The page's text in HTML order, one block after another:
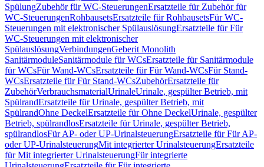
SpülungZubehör für WC-SteuerungenErsatzteile für Zubehör für
WC-SteuerungenRohbausetsErsatzteile für RohbausetsFür WC-
Steuerungen mit elektronischer SpülauslösungErsatzteile für Für
WC-Steuerungen mit elektronischer
SpülauslösungVerbindungenGeberit Monolith
SanitärmoduleSanitärmodule für WCsErsatzteile für Sanitärmodule
für WCsFür Wand-WCsErsatzteile für Für Wand-WCsFür Stand-
WCsErsatzteile für Für Stand-WCsZubehörErsatzteile für
ZubehörVerbrauchsmaterialUrinaleUrinale, gespülter Betrieb, mit
SpülrandErsatzteile für Urinale, gespülter Betrieb, mit
SpülrandOhne DeckelErsatzteile für Ohne DeckelUrinale, gespülter
Betrieb, spülrandlosErsatzteile für Urinale, gespülter Betrieb,
spülrandlosFür AP- oder UP-UrinalsteuerungErsatzteile für Für AP-
oder UP-UrinalsteuerungMit integrierter UrinalsteuerungErsatzteile
für Mit integrierter UrinalsteuerungFür integrierte